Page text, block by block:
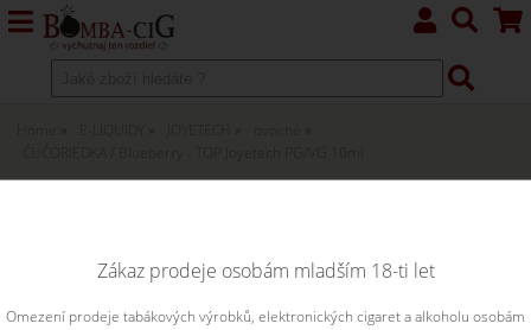
Zákaz prodeje osobám mladším 18-ti let
Omezení prodeje tabákových výrobků, elektronických cigaret a alkoholu osobám